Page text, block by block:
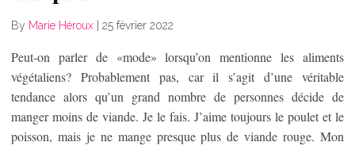
By Marie Héroux | 25 février 2022
Peut-on parler de «mode» lorsqu’on mentionne les aliments
végétaliens? Probablement pas, car il s’agit d’une véritable
tendance alors qu’un grand nombre de personnes décide de
manger moins de viande. Je le fais. J’aime toujours le poulet et le
poisson, mais je ne mange presque plus de viande rouge. Mon